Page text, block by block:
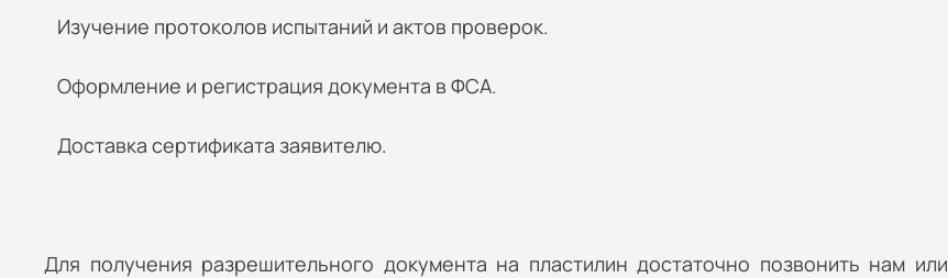
Изучение протоколов испытаний и актов проверок.
Оформление и регистрация документа в ФСА.
Доставка сертификата заявителю.
Для получения разрешительного документа на пластилин достаточно позвонить нам или